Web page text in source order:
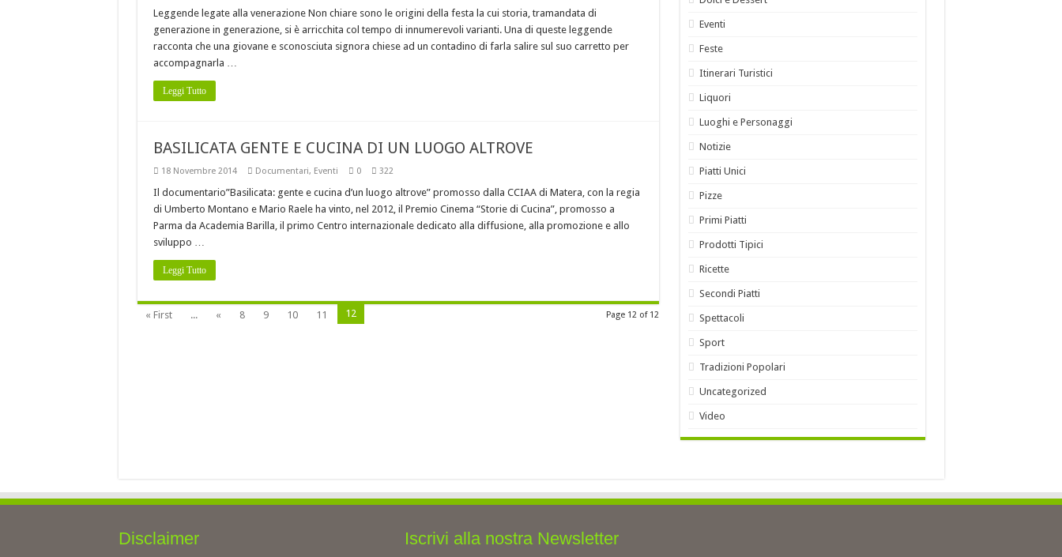
Leggende legate alla venerazione Non chiare sono le origini della festa la cui storia, tramandata di
generazione in generazione, si è arricchita col tempo di innumerevoli varianti. Una di queste leggende
racconta che una giovane e sconosciuta signora chiese ad un contadino di farla salire sul suo carretto per
accompagnarla …
Leggi Tutto
BASILICATA GENTE E CUCINA DI UN LUOGO ALTROVE
18 Novembre 2014 Documentari, Eventi 0 322
Il documentario”Basilicata: gente e cucina d’un luogo altrove” promosso dalla CCIAA di Matera, con la regia
di Umberto Montano e Mario Raele ha vinto, nel 2012, il Premio Cinema “Storie di Cucina”, promosso a
Parma da Academia Barilla, il primo Centro internazionale dedicato alla diffusione, alla promozione e allo
sviluppo …
Leggi Tutto
Page 12 of 12
« First ... « 8 9 10 11 12
Eventi
Feste
Itinerari Turistici
Liquori
Luoghi e Personaggi
Notizie
Piatti Unici
Pizze
Primi Piatti
Prodotti Tipici
Ricette
Secondi Piatti
Spettacoli
Sport
Tradizioni Popolari
Uncategorized
Video
Disclaimer Iscrivi alla nostra Newsletter